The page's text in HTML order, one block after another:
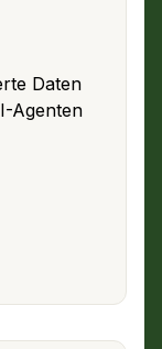
Daten
Agenten